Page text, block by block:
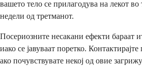
вашето тело се прилагодува на лекот
недели од третманот.
Посериозните несакани ефекти бараат
иако се јавуваат поретко.
ако почувствувате некој од овие